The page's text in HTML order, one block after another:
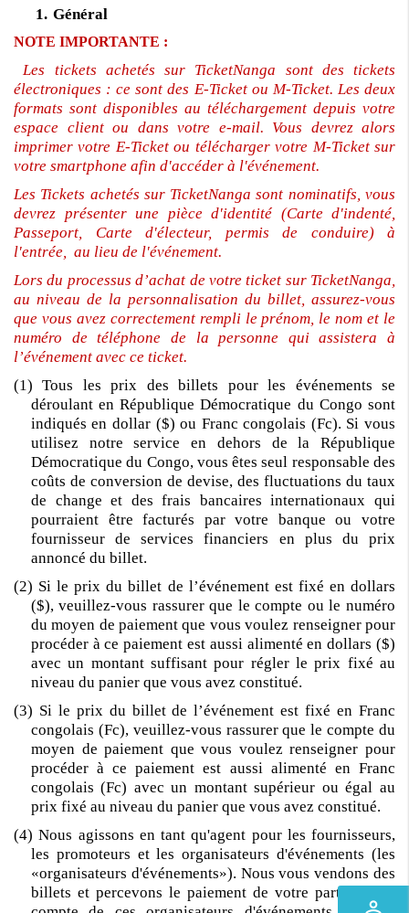
1. Général
NOTE IMPORTANTE :
Les tickets achetés sur TicketNanga sont des tickets
électroniques : ce sont des E-Ticket ou M-Ticket. Les deux
formats sont disponibles au téléchargement depuis votre
espace client ou dans votre e-mail. Vous devrez alors
imprimer votre E-Ticket ou télécharger votre M-Ticket sur
votre smartphone afin d'accéder à l'événement.
Les Tickets achetés sur TicketNanga sont nominatifs, vous
devrez présenter une pièce d'identité (Carte d'indenté,
Passeport, Carte d'électeur, permis de conduire) à
l'entrée, au lieu de l'événement.
Lors du processus d’achat de votre ticket sur TicketNanga,
au niveau de la personnalisation du billet, assurez-vous
que vous avez correctement rempli le prénom, le nom et le
numéro de téléphone de la personne qui assistera à
l’événement avec ce ticket.
(1) Tous les prix des billets pour les événements se
déroulant en République Démocratique du Congo sont
indiqués en dollar ($) ou Franc congolais (Fc). Si vous
utilisez notre service en dehors de la République
Démocratique du Congo, vous êtes seul responsable des
coûts de conversion de devise, des fluctuations du taux
de change et des frais bancaires internationaux qui
pourraient être facturés par votre banque ou votre
fournisseur de services financiers en plus du prix
annoncé du billet.
(2) Si le prix du billet de l’événement est fixé en dollars
($), veuillez-vous rassurer que le compte ou le numéro
du moyen de paiement que vous voulez renseigner pour
procéder à ce paiement est aussi alimenté en dollars ($)
avec un montant suffisant pour régler le prix fixé au
niveau du panier que vous avez constitué.
(3) Si le prix du billet de l’événement est fixé en Franc
congolais (Fc), veuillez-vous rassurer que le compte du
moyen de paiement que vous voulez renseigner pour
procéder à ce paiement est aussi alimenté en Franc
congolais (Fc) avec un montant supérieur ou égal au
prix fixé au niveau du panier que vous avez constitué.
(4) Nous agissons en tant qu'agent pour les fournisseurs,
les promoteurs et les organisateurs d'événements (les
«organisateurs d'événements»). Nous vous vendons des
billets et percevons le paiement de votre part pour le